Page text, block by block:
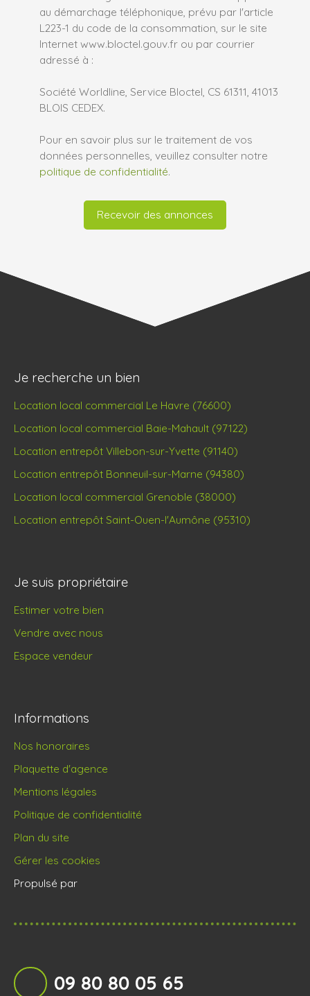
au démarchage téléphonique, prévu par l'article
L223-1 du code de la consommation, sur le site
Internet www.bloctel.gouv.fr ou par courrier
adressé à :
Société Worldline, Service Bloctel, CS 61311, 41013
BLOIS CEDEX.
Pour en savoir plus sur le traitement de vos
données personnelles, veuillez consulter notre
politique de confidentialité.
Recevoir des annonces
Je recherche un bien
Location local commercial Le Havre (76600)
Location local commercial Baie-Mahault (97122)
Location entrepôt Villebon-sur-Yvette (91140)
Location entrepôt Bonneuil-sur-Marne (94380)
Location local commercial Grenoble (38000)
Location entrepôt Saint-Ouen-l'Aumône (95310)
Je suis propriétaire
Estimer votre bien
Vendre avec nous
Espace vendeur
Informations
Nos honoraires
Plaquette d'agence
Mentions légales
Politique de confidentialité
Plan du site
Gérer les cookies
Propulsé par
09 80 80 05 65